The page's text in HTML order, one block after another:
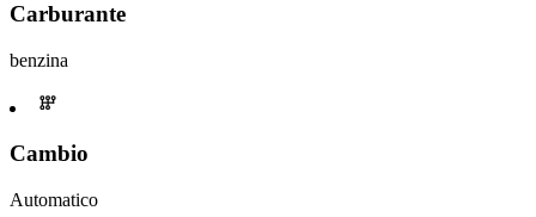
Carburante
benzina
Cambio
Automatico